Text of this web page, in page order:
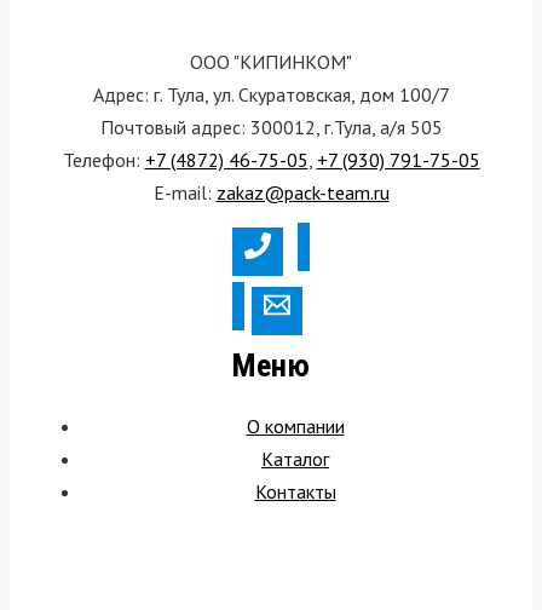
ООО "КИПИНКОМ"
Адрес: г. Тула, ул. Скуратовская, дом 100/7
Почтовый адрес: 300012, г.Тула, а/я 505
Телефон: +7 (4872) 46-75-05, +7 (930) 791-75-05
E-mail: zakaz@pack-team.ru
Меню
О компании
Каталог
Контакты